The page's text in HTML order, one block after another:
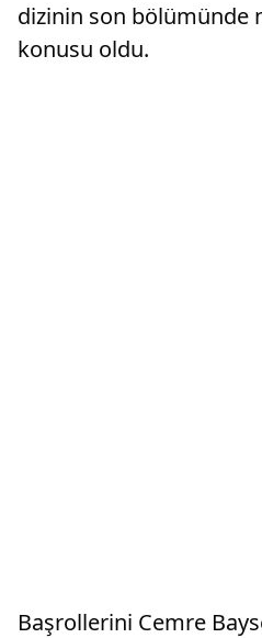
dizinin son bölümünde
konusu oldu.
Başrollerini Cemre